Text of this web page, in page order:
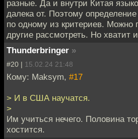
разные. Да и внутри Китая
далека от. Поэтому
по одному из критериев. Можно
другие рассмотреть. Но хватит
Thunderbringer »
#20 | 15.02.24 21:48
Кому: Maksym, #17
> И в США научатся.
>
Им учиться нечего. Половина
хостится.